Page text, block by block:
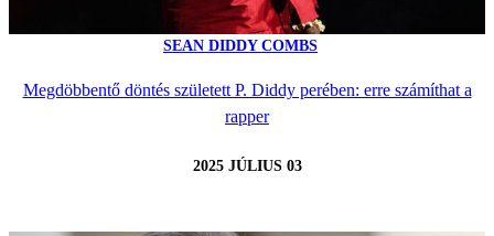
SEAN DIDDY COMBS
Megdöbbentő döntés született P. Diddy perében: erre számíthat a
rapper
2025 JÚLIUS 03